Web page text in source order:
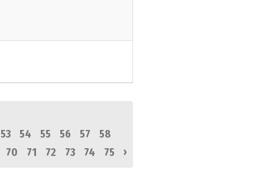
53 54 55 56 57
58
70 71 72 73 74 75 ›